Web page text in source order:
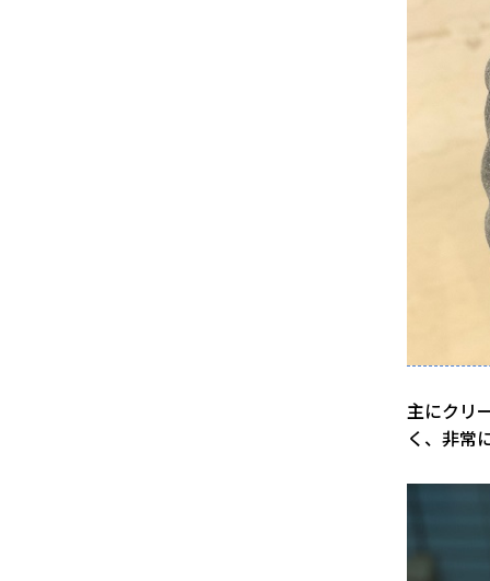
主にクリ
く、非常